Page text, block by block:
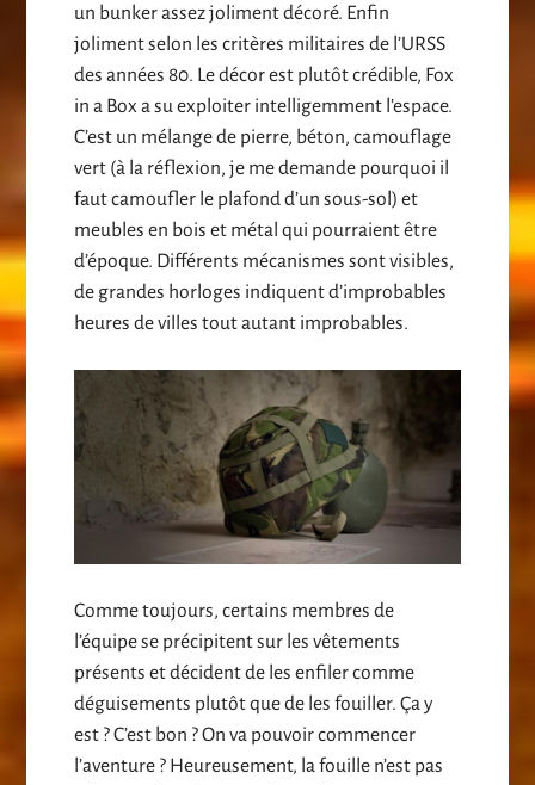
un bunker assez joliment décoré. Enfin
joliment selon les critères militaires de l’URSS
des années 80. Le décor est plutôt crédible, Fox
in a Box a su exploiter intelligemment l’espace.
C’est un mélange de pierre, béton, camouflage
vert (à la réflexion, je me demande pourquoi il
faut camoufler le plafond d’un sous-sol) et
meubles en bois et métal qui pourraient être
d’époque. Différents mécanismes sont visibles,
de grandes horloges indiquent d’improbables
heures de villes tout autant improbables.
Comme toujours, certains membres de
l’équipe se précipitent sur les vêtements
présents et décident de les enfiler comme
déguisements plutôt que de les fouiller. Ça y
est ? C’est bon ? On va pouvoir commencer
l’aventure ? Heureusement, la fouille n’est pas